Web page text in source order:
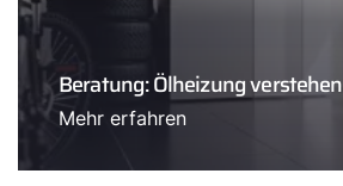
Beratung: Ölheizung verstehen
Mehr erfahren